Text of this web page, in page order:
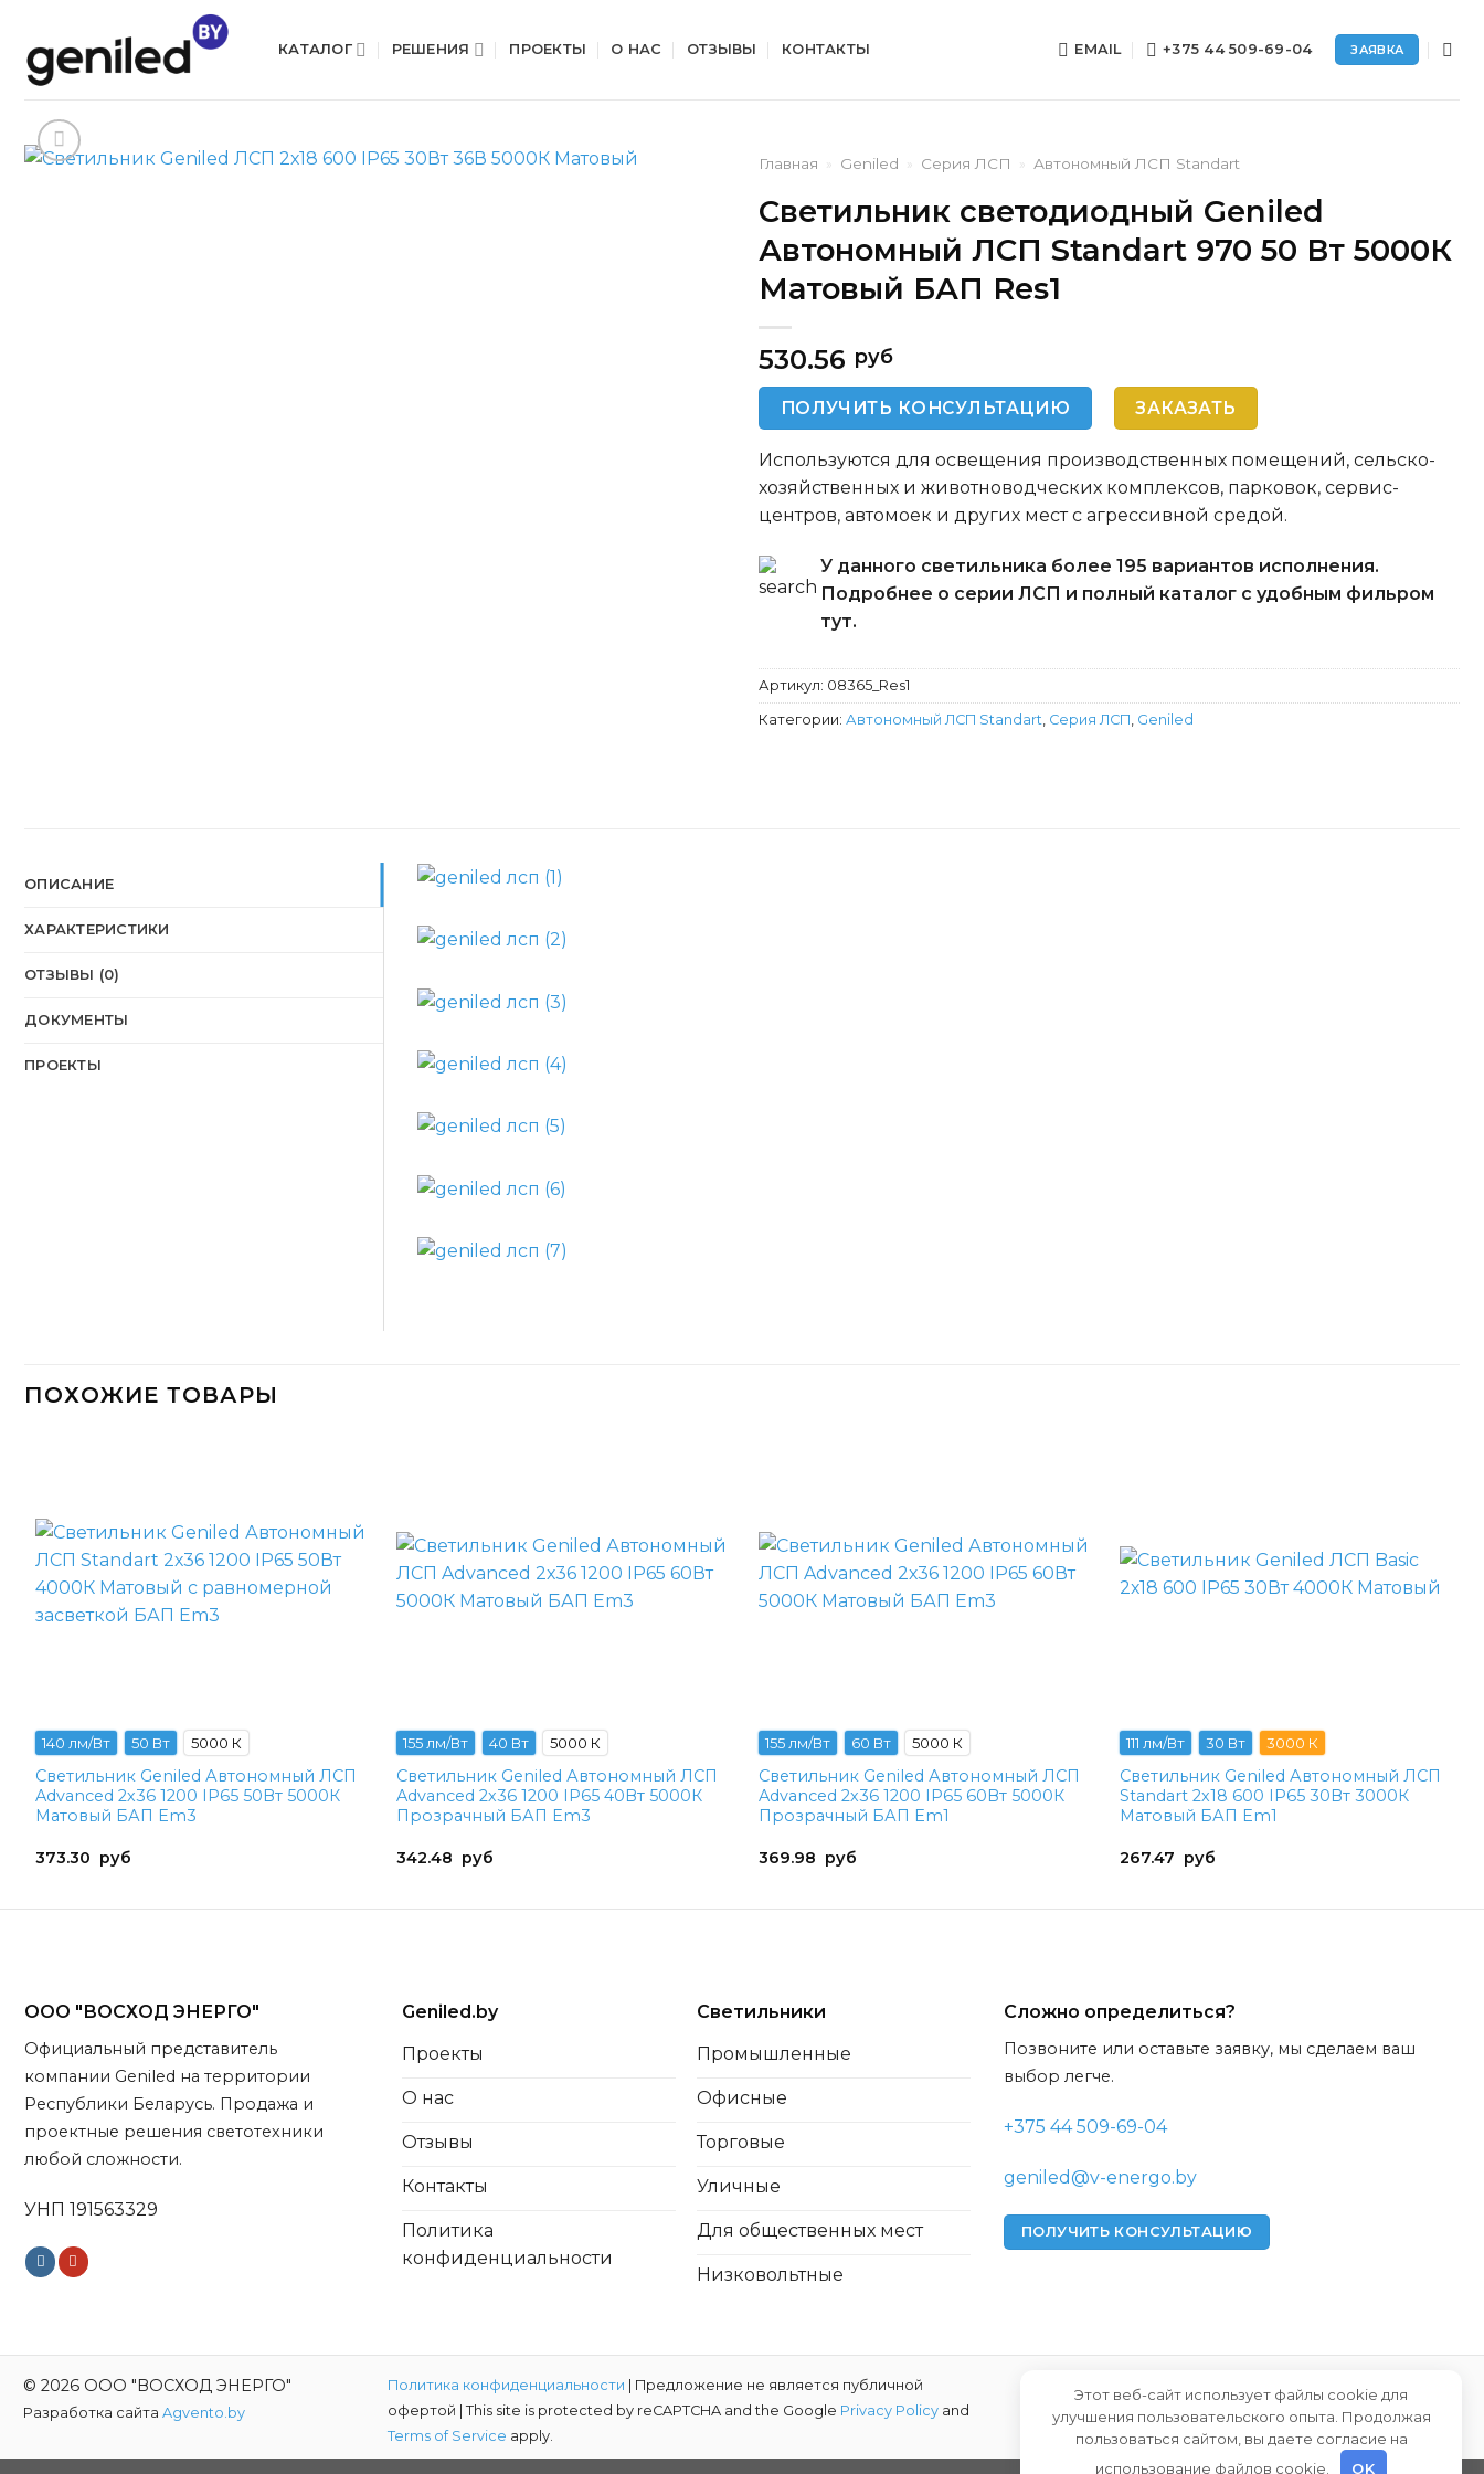
content
КАТАЛОГ РЕШЕНИЯ ПРОЕКТЫ О НАС ОТЗЫВЫ КОНТАКТЫ EMAIL +375 44 509-69-04 ЗАЯВКА
Главная » Geniled » Серия ЛСП » Автономный ЛСП Standart
Светильник светодиодный Geniled
Автономный ЛСП Standart 970 50 Вт 5000К
Матовый БАП Res1
530.56 руб
ПОЛУЧИТЬ КОНСУЛЬТАЦИЮ ЗАКАЗАТЬ
Используются для освещения производственных помещений, сельско-
хозяйственных и животноводческих комплексов, парковок, сервис-
центров, автомоек и других мест с агрессивной средой.
У данного светильника более 195 вариантов исполнения.
Подробнее о серии ЛСП и полный каталог с удобным фильром
тут.
Артикул: 08365_Res1
Категории: Автономный ЛСП Standart Серия ЛСП Geniled
ОПИСАНИЕ
ХАРАКТЕРИСТИКИ
ОТЗЫВЫ (0)
ДОКУМЕНТЫ
ПРОЕКТЫ
ПОХОЖИЕ ТОВАРЫ
140 лм/Вт 50 Вт 5000 К
Светильник Geniled Автономный ЛСП
Advanced 2х36 1200 IP65 50Вт 5000К
Матовый БАП Em3
373.30 руб
155 лм/Вт 40 Вт 5000 К
Светильник Geniled Автономный ЛСП
Advanced 2х36 1200 IP65 40Вт 5000К
Прозрачный БАП Em3
342.48 руб
155 лм/Вт 60 Вт 5000 К
Светильник Geniled Автономный ЛСП
Advanced 2х36 1200 IP65 60Вт 5000К
Прозрачный БАП Em1
369.98 руб
111 лм/Вт 30 Вт 3000 К
Светильник Geniled Автономный ЛСП
Standart 2х18 600 IP65 30Вт 3000К
Матовый БАП Em1
267.47 руб
ООО "ВОСХОД ЭНЕРГО"
Официальный представитель
компании Geniled на территории
Республики Беларусь. Продажа и
проектные решения светотехники
любой сложности.
УНП 191563329
Geniled.by
Проекты
О нас
Отзывы
Контакты
Политика
конфиденциальности
Светильники
Промышленные
Офисные
Торговые
Уличные
Для общественных мест
Низковольтные
Сложно определиться?
Позвоните или оставьте заявку, мы сделаем ваш
выбор легче.
+375 44 509-69-04
geniled@v-energo.by
ПОЛУЧИТЬ КОНСУЛЬТАЦИЮ
© 2026 ООО "ВОСХОД ЭНЕРГО"
Разработка сайта Agvento.by
Политика конфиденциальности | Предложение не является публичной
офертой |This site is protected by reCAPTCHA and the Google Privacy Policy and
Terms of Service apply.
Этот веб-сайт использует файлы cookie для
улучшения пользовательского опыта. Продолжая
пользоваться сайтом, вы даете согласие на
использование файлов cookie.
OK